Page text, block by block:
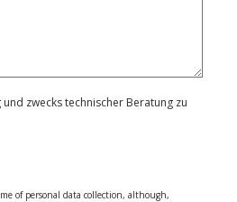
zwecks technischer Beratung zu
of personal data collection, although,